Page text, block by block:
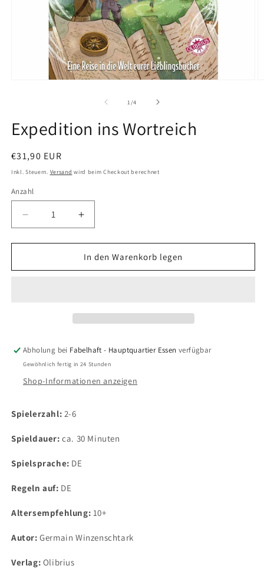
1 /von
4
Expedition ins Wortreich
Normaler
Preis
€31,90 EUR
Inkl. Steuern. Versand wird beim Checkout berechnet
Anzahl
Verringere
die
Menge
Expedition
Erhöhe
die
Menge
für
Expedition
In den Warenkorb legen
Abholung bei Fabelhaft - Hauptquartier Essen verfügbar
Gewöhnlich fertig in 24 Stunden
Shop-Informationen anzeigen
Spielerzahl: 2-6
Spieldauer:ca. 30 Minuten
Spielsprache: DE
Regeln auf: DE
Altersempfehlung: 10+
Autor:Germain Winzenschtark
Verlag: Olibrius